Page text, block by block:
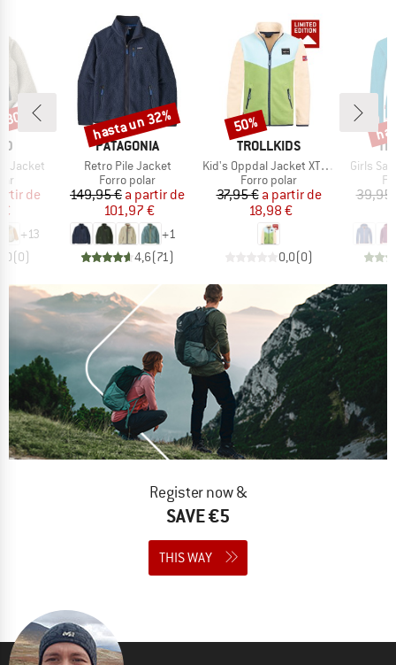
Jacket
reducido
de
+13
(0)
MARCA
PATAGONIA
Artículo
Retro Pile Jacket
Product group
Forro polar
Precio
149,95 € Precio reducido
a partir de
101,97 €
+1
4,6(71)
Descuento
hasta un 32%
MARCA
TROLLKIDS
Artículo
Kid's Oppdal Jacket XT Exclusive
Product group
Forro polar
Precio
37,95 € Precio reducido
a partir de
18,98 €
0,0(0)
Descuento
50%
Artículo
Girls
39,95
Register now &
SAVE €5
THIS WAY